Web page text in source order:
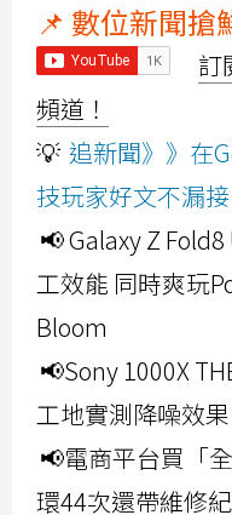
📌 數位新聞搶
訂
頻道！
💡 追新聞》》在
技玩家好文不漏接
📢 Galaxy Z
工效能 同時爽玩
Bloom
📢Sony 1000X
工地實測降噪效
📢電商平台買「
環44次還帶維修